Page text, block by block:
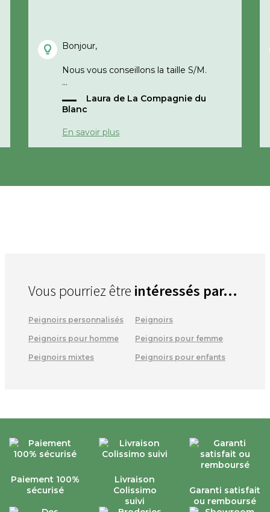
Bonjour,
Nous vous conseillons la taille S/M.
Cordialement,
Laura de La Compagnie du
Blanc
En savoir plus
Vous pourriez être intéressés par...
Peignoirs personnalisés Peignoirs
Peignoirs pour homme Peignoirs pour femme
Peignoirs mixtes Peignoirs pour enfants
Paiement 100%
sécurisé
Livraison
Colissimo
suivi
Garanti satisfait
ou remboursé